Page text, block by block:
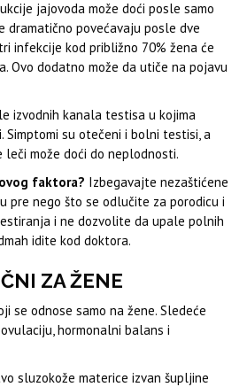
jajovoda može doći posle samo
dramatično povećavaju posle dve
infekcije kod približno 70% žena će
Ovo dodatno može da utiče na pojavu
izvodnih kanala testisa u kojima
Simptomi su otečeni i bolni testisi, a
može doći do neplodnosti.
faktora? Izbegavajte nezaštićene
pre nego što se odlučite za porodicu i
i ne dozvolite da upale polnih
idite kod doktora.
ZA ŽENE
se odnose samo na žene. Sledeće
hormonalni balans i
sluzokože materice izvan šupljine